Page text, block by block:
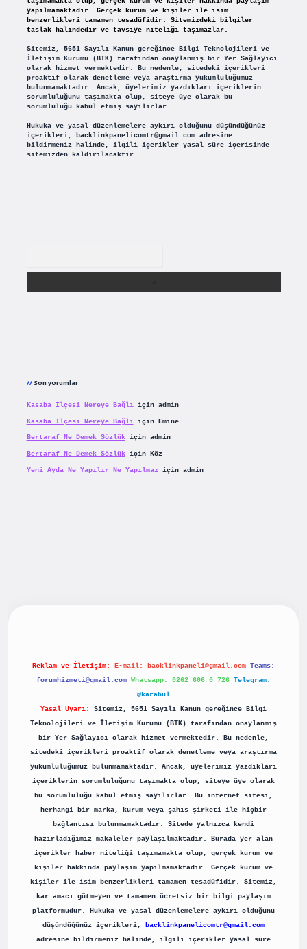
yapılmamaktadır. Gerçek kurum ve kişiler ile isim
benzerlikleri tamamen tesadüfidir. Sitemizdeki bilgiler
taslak halindedir ve tavsiye niteliği taşımazlar.
Sitemiz, 5651 Sayılı Kanun gereğince Bilgi Teknolojileri ve
İletişim Kurumu (BTK) tarafından onaylanmış bir Yer Sağlayıcı
olarak hizmet vermektedir. Bu nedenle, sitedeki içerikleri
proaktif olarak denetleme veya araştırma yükümlülüğümüz
bulunmamaktadır. Ancak, üyelerimiz yazdıkları içeriklerin
sorumluluğunu taşımakta olup, siteye üye olarak bu
sorumluluğu kabul etmiş sayılırlar.
Hukuka ve yasal düzenlemelere aykırı olduğunu düşündüğünüz
içerikleri, backlinkpanelicomtr@gmail.comadresine
bildirmeniz halinde, ilgili içerikler yasal süre içerisinde
sitemizden kaldırılacaktır.
Son yorumlar
Kasaba Ilçesi Nereye Bağlıiçin admin
Kasaba Ilçesi Nereye Bağlıiçin Emine
Bertaraf Ne Demek Sözlükiçin admin
Bertaraf Ne Demek Sözlükiçin Köz
Yeni Ayda Ne Yapılır Ne Yapılmaziçin admin
Reklam ve İletişim: E-mail: backlinkpaneli@gmail.com Teams:
forumhizmeti@gmail.com Whatsapp: 0262 606 0 726 Telegram:
@karabul
Yasal Uyarı:
Sitemiz, 5651 Sayılı Kanun gereğince Bilgi
Teknolojileri ve İletişim Kurumu (BTK) tarafından onaylanmış
bir Yer Sağlayıcı olarak hizmet vermektedir. Bu nedenle,
sitedeki içerikleri proaktif olarak denetleme veya araştırma
yükümlülüğümüz bulunmamaktadır. Ancak, üyelerimiz yazdıkları
içeriklerin sorumluluğunu taşımakta olup, siteye üye olarak
bu sorumluluğu kabul etmiş sayılırlar. Bu internet sitesi,
herhangi bir marka, kurum veya şahıs şirketi ile hiçbir
bağlantısı bulunmamaktadır. Sitede yalnızca kendi
hazırladığımız makaleler paylaşılmaktadır. Burada yer alan
içerikler haber niteliği taşımamakta olup, gerçek kurum ve
kişiler hakkında paylaşım yapılmamaktadır. Gerçek kurum ve
kişiler ile isim benzerlikleri tamamen tesadüfidir. Sitemiz,
kar amacı gütmeyen ve tamamen ücretsiz bir bilgi paylaşım
platformudur. Hukuka ve yasal düzenlemelere aykırı olduğunu
düşündüğünüz içerikleri,
backlinkpanelicomtr@gmail.com
adresine bildirmeniz halinde, ilgili içerikler yasal süre